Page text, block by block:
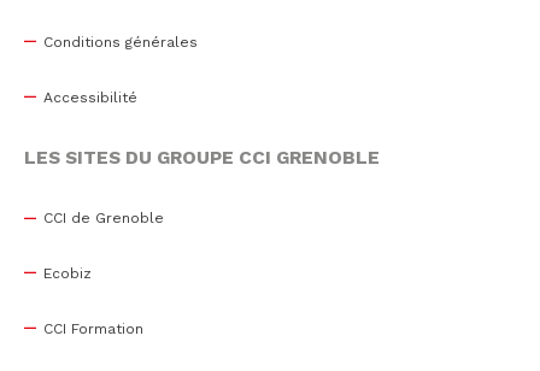
Conditions générales
Accessibilité
LES SITES DU GROUPE CCI GRENOBLE
CCI de Grenoble
Ecobiz
CCI Formation